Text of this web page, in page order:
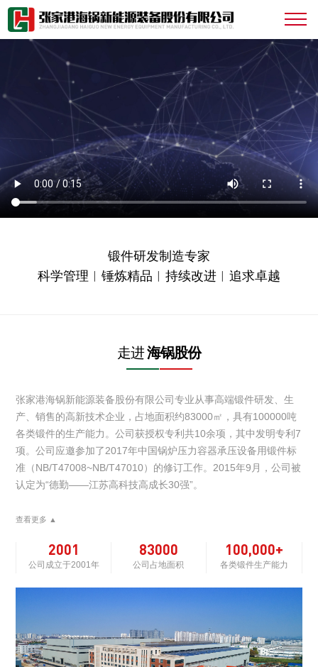
锻件研发制造专家
科学管理︱锤炼精品︱持续改进︱追求卓越
走进海锅股份
张家港海锅新能源装备股份有限公司专业从事高端锻件研发、生
产、销售的高新技术企业，占地面积约83000㎡，具有100000吨
各类锻件的生产能力。公司获授权专利共10余项，其中发明专利7
项。公司应邀参加了2017年中国锅炉压力容器承压设备用锻件标
准（NB/T47008~NB/T47010）的修订工作。2015年9月，公司被
认定为“德勤——江苏高科技高成长30强”。
查看更多 ▲
2001
公司成立于2001年
83000
公司占地面积
100,000+
各类锻件生产能力